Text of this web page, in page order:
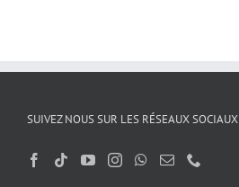
SUIVEZ NOUS SUR LES RÉSEAUX SOCIAUX